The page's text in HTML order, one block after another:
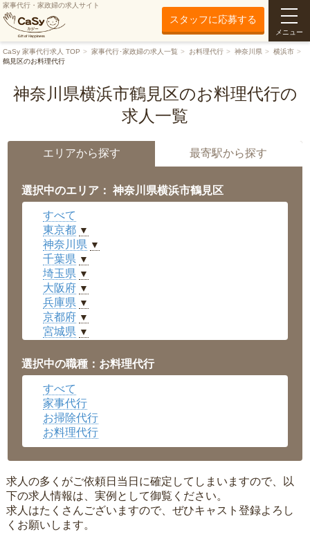
家事代行・家政婦の求人サイト
スタッフに応募する
メニュー
CaSy 家事代行求人 TOP 家事代行･家政婦の求人一覧 お料理代行 神奈川県
横浜市
鶴見区のお料理代行
神奈川県横浜市鶴見区のお料理代行の
求人一覧
エリアから探す 最寄駅から探す
選択中のエリア： 神奈川県横浜市鶴見区
すべて
東京都 ▼
神奈川県 ▼
千葉県 ▼
埼玉県 ▼
大阪府 ▼
兵庫県 ▼
京都府 ▼
宮城県 ▼
福井県 ▼
岡山県 ▼
広島県
沖縄県 ▼
選択中の職種：お料理代行
すべて
家事代行
お掃除代行
お料理代行
求人の多くがご依頼日当日に確定してしまいますので、以
下の求人情報は、実例として御覧ください。
求人はたくさんございますので、ぜひキャスト登録よろし
くお願いします。